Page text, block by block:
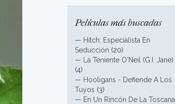
Películas más buscadas
— Hitch: Especialista En
Seducción (20)
—
La Teniente O'Neil (G.I. Jane)
(4)
— Hooligans - Defiende A Los
Tuyos (3)
— En Un Rincón De La Toscana